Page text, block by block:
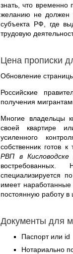
знать, что
желанию не должен
субъекта РФ, где
трудовую
Цена прописки
Обновление
Российские
получения
Многие владельцы
своей квартире
усиленного
собственник готов к
РВП в Кисловодске
специализируется
имеет
постоянную работу в
Документы для
Паспорт или id
Нотариально